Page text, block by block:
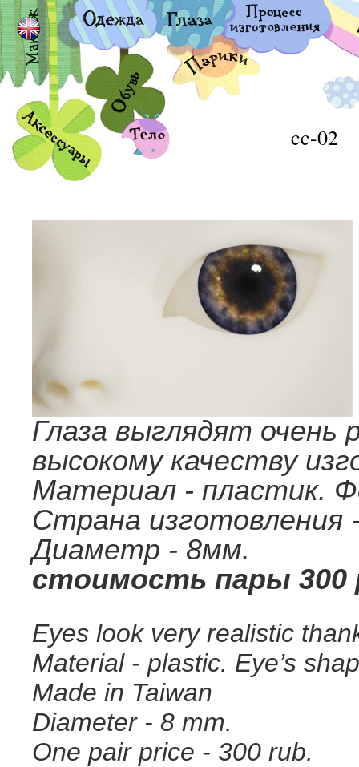
cc-02
Глаза выглядят очень
высокому качеству
Материал - пластик.
Страна изготовления
Диаметр - 8мм.
стоимость пары 300
Eyes look very realistic
Material - plastic. Eye’s
Made in Taiwan
Diameter - 8 mm.
One pair price - 300 rub.